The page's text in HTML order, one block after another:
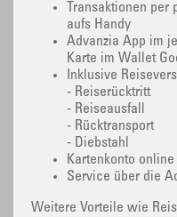
Transaktionen
aufs Handy
Advanzia App im
Karte im Wallet
Inklusive
- Reiserücktritt
- Reiseausfall
- Rücktransport
- Diebstahl
Kartenkonto online
Service über die
Weitere Vorteile wie